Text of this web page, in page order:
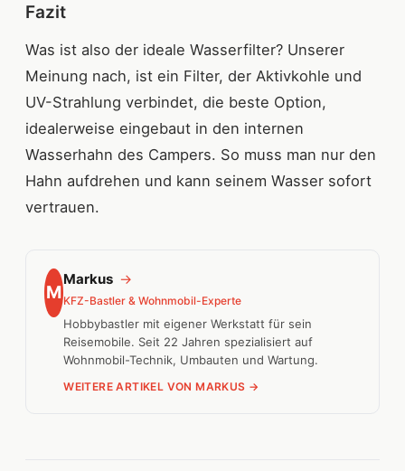
Fazit
Was ist also der ideale Wasserfilter? Unserer
Meinung nach, ist ein Filter, der Aktivkohle und
UV-Strahlung verbindet, die beste Option,
idealerweise eingebaut in den internen
Wasserhahn des Campers. So muss man nur den
Hahn aufdrehen und kann seinem Wasser sofort
vertrauen.
M
Markus →
KFZ-Bastler & Wohnmobil-Experte
Hobbybastler mit eigener Werkstatt für sein
Reisemobile. Seit 22 Jahren spezialisiert auf
Wohnmobil-Technik, Umbauten und Wartung.
WEITERE ARTIKEL VON MARKUS →